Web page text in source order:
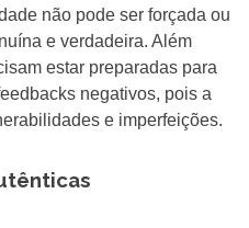
não pode ser forçada ou
e verdadeira. Além
estar preparadas para
negativos, pois a
e imperfeições.